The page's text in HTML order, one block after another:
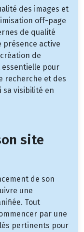
des images et
off-page
de qualité
présence active
de
pour
recherche et des
visibilité en
site
de son
une
Tout
par une
pertinents pour